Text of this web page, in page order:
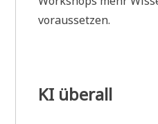
voraussetzen.
KI überall